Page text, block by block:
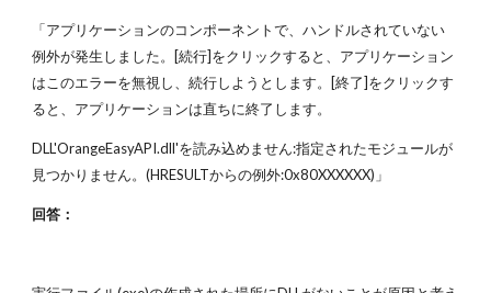
「アプリケーションのコンポーネントで、ハンドルされていない
例外が発生しました。[続行]をクリックすると、アプリケーション
はこのエラーを無視し、続行しようとします。[終了]をクリックす
ると、アプリケーションは直ちに終了します。
DLL'OrangeEasyAPI.dll'を読み込めません:指定されたモジュールが
見つかりません。(HRESULTからの例外:0x80XXXXXX)」
回答：